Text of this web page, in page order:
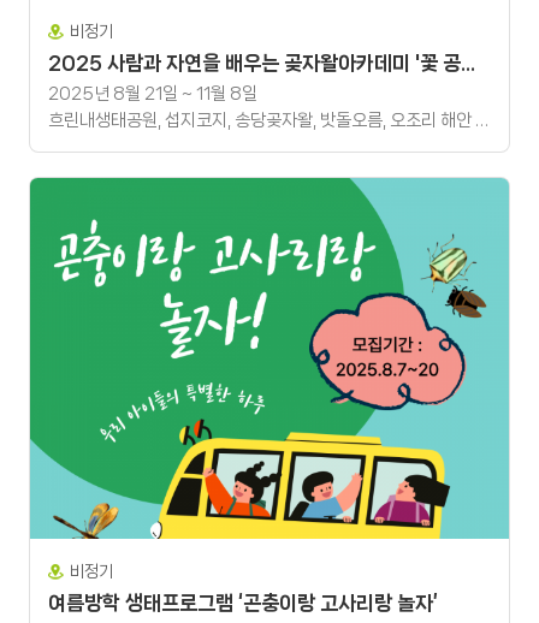
비정기
2025 사람과 자연을 배우는 곶자왈아카데미 '꽃 공부 프로젝트-오늘도 꽃'
2025년 8월 21일 ~ 11월 8일
흐린내생태공원, 섭지코지, 송당곶자왈, 밧돌오름, 오조리 해안 등
비정기
여름방학 생태프로그램 ‘곤충이랑 고사리랑 놀자’